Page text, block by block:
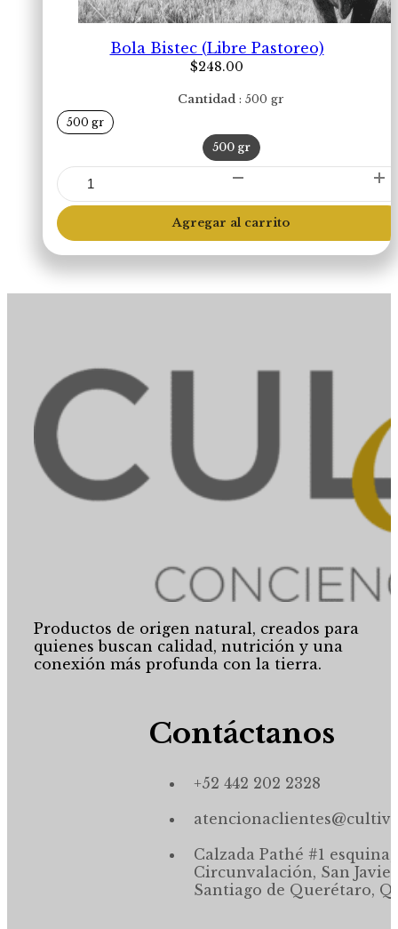
Bola Bistec (Libre Pastoreo)
$248.00
Cantidad 500 gr
500 gr
500 gr
Bola
Bistec
(Libre
Pastoreo)
cantidad
Agregar al carrito
Productos de origen natural, creados para
quienes buscan calidad, nutrición y una
conexión más profunda con la tierra.
Contáctanos
+52 442 202 2328
Calzada Pathé #1 esquina,
Circunvalación, San
Santiago de Querétaro,